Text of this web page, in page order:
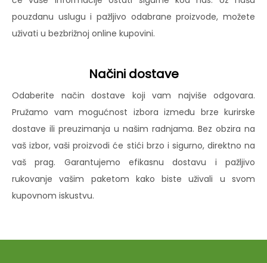
pouzdanu uslugu i pažljivo odabrane proizvode, možete
uživati u bezbrižnoj online kupovini.
Načini dostave
Odaberite način dostave koji vam najviše odgovara.
Pružamo vam mogućnost izbora između brze kurirske
dostave ili preuzimanja u našim radnjama. Bez obzira na
vaš izbor, vaši proizvodi će stići brzo i sigurno, direktno na
vaš prag. Garantujemo efikasnu dostavu i pažljivo
rukovanje vašim paketom kako biste uživali u svom
kupovnom iskustvu.